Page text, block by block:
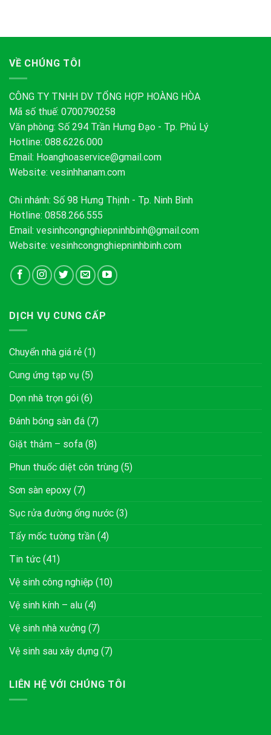
VỀ CHÚNG TÔI
CÔNG TY TNHH DV TỔNG HỢP HOÀNG HÒA
Mã số thuế: 0700790258
Văn phòng: Số 294 Trần Hưng Đạo - Tp. Phủ Lý
Hotline: 088.6226.000
Email: Hoanghoaservice@gmail.com
Website: vesinhhanam.com
Chi nhánh: Số 98 Hưng Thịnh - Tp. Ninh Bình
Hotline: 0858.266.555
Email: vesinhcongnghiepninhbinh@gmail.com
Website: vesinhcongnghiepninhbinh.com
DỊCH VỤ CUNG CẤP
Chuyển nhà giá rẻ (1)
Cung ứng tạp vụ (5)
Dọn nhà trọn gói (6)
Đánh bóng sàn đá (7)
Giặt thảm – sofa (8)
Phun thuốc diệt côn trùng (5)
Sơn sàn epoxy (7)
Sục rửa đường ống nước (3)
Tẩy mốc tường trần (4)
Tin tức (41)
Vệ sinh công nghiệp (10)
Vệ sinh kính – alu (4)
Vệ sinh nhà xưởng (7)
Vệ sinh sau xây dựng (7)
LIÊN HỆ VỚI CHÚNG TÔI